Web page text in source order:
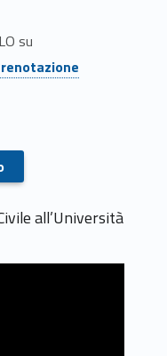
su
all’Università